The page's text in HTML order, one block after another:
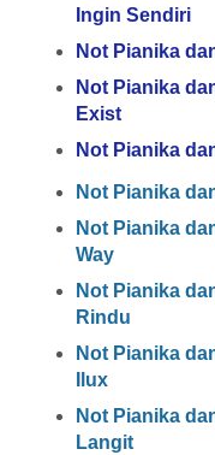
Ingin Sendiri
Not Pianika
Not Pianika
Exist
Not Pianika
Not Pianika
Not Pianika
Way
Not Pianika
Rindu
Not Pianika
Ilux
Not Pianika
Langit